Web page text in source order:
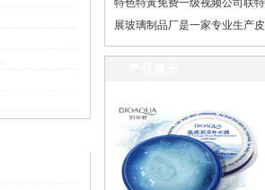
特色特黃免费一级视频公司联
展玻璃制品厂是一家专业生产